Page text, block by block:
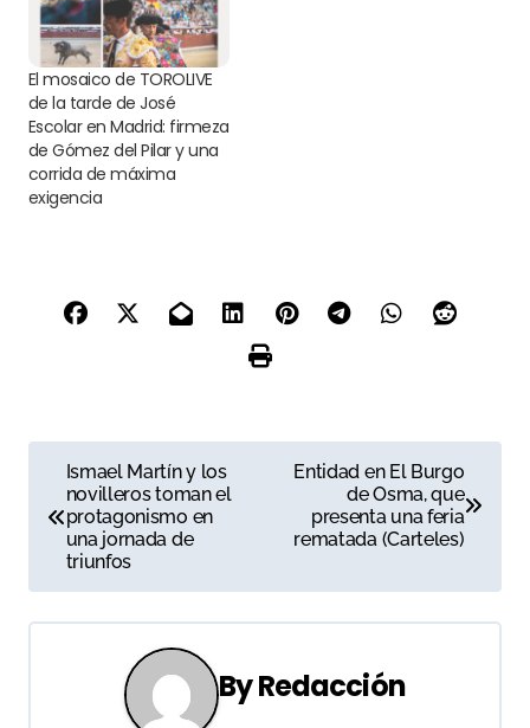
El mosaico de TOROLIVE
de la tarde de José
Escolar en Madrid: firmeza
de Gómez del Pilar y una
corrida de máxima
exigencia
a
e
Ismael Martín y los
novilleros toman el
protagonismo en
una jornada de
triunfos
Entidad en El Burgo
de Osma, que
presenta una feria
rematada (Carteles)
ByRedacción